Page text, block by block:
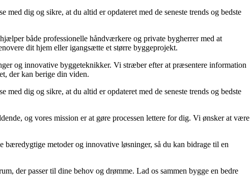
dig og sikre, at du altid er opdateret med de seneste trends og bedste
både professionelle håndværkere og private bygherrer med at
dit hjem eller igangsætte et større byggeprojekt.
og innovative byggeteknikker. Vi stræber efter at præsentere information
der kan berige din viden.
dig og sikre, at du altid er opdateret med de seneste trends og bedste
og vores mission er at gøre processen lettere for dig. Vi ønsker at være
metoder og innovative løsninger, så du kan bidrage til en
der passer til dine behov og drømme. Lad os sammen bygge en bedre